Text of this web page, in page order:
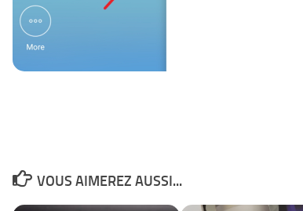
VOUS AIMEREZ AUSSI...